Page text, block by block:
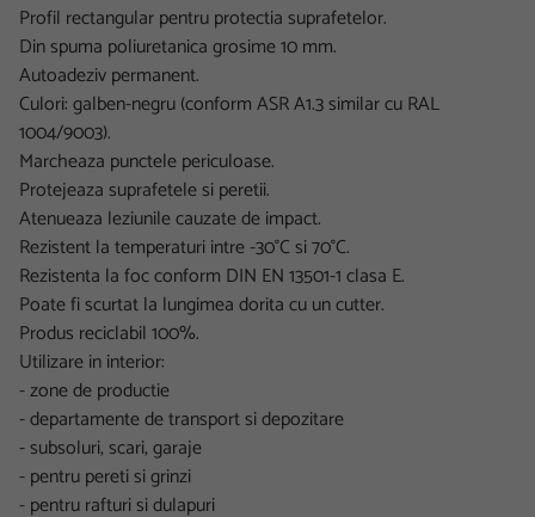
Profil rectangular pentru protectia suprafetelor.
Din spuma poliuretanica grosime 10 mm.
Autoadeziv permanent.
Culori: galben-negru (conform ASR A1.3 similar cu RAL
1004/9003).
Marcheaza punctele periculoase.
Protejeaza suprafetele si peretii.
Atenueaza leziunile cauzate de impact.
Rezistent la temperaturi intre -30°C si 70°C.
Rezistenta la foc conform DIN EN 13501-1 clasa E.
Poate fi scurtat la lungimea dorita cu un cutter.
Produs reciclabil 100%.
Utilizare in interior:
- zone de productie
- departamente de transport si depozitare
- subsoluri, scari, garaje
- pentru pereti si grinzi
- pentru rafturi si dulapuri